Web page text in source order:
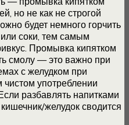
но не как не строгой
будет немного горчить
соки, тем самым
Промывка кипятком
смолу — это важно при
с желудком при
употреблении
разбавлять напитками
желудок сводится